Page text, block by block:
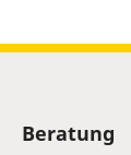
Beratung